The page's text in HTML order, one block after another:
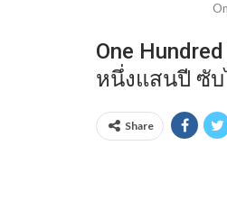
One
หนึ่งแสนปี ซับ
Share